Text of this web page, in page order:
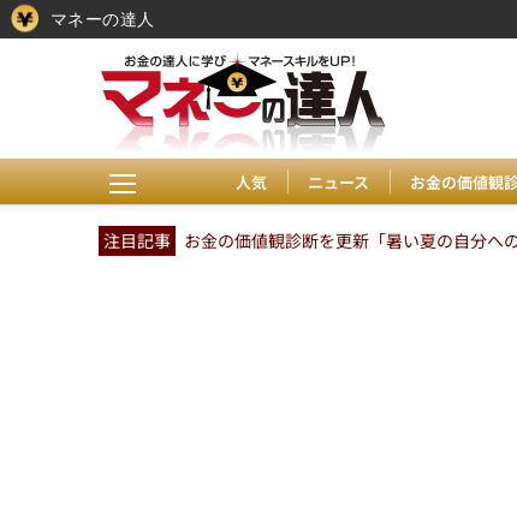
人気 ニュース お金の価値観
注目記事 お金の価値観診断を更新「暑い夏の自分へ
マネーの達人